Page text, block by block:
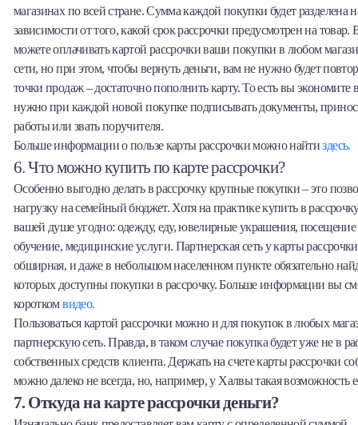
магазинах по всей стране. Сумма каждой покупки будет разделена
зависимости от того, какой срок рассрочки предусмотрен на
можете оплачивать картой рассрочки ваши покупки в любом
сети, но при этом, чтобы вернуть деньги, вам не нужно будет
точки продаж – достаточно пополнить карту. То есть вы экономите
нужно при каждой новой покупке подписывать документы,
работы или звать поручителя.
Больше информации о пользе карты рассрочки можно найтиздесь.
6. Что можно купить по карте рассрочки?
Особенно выгодно делать в рассрочку крупные покупки – это
нагрузку на семейный бюджет. Хотя на практике купить в
вашей душе угодно: одежду, еду, ювелирные украшения, посещение
обучение, медицинские услуги. Партнерская сеть у карты
обширная, и даже в небольшом населенном пункте обязательно
которых доступны покупки в рассрочку. Больше информации вы
короткомвидео.
Пользоваться картой рассрочки можно и для покупок в любых
партнерскую сеть. Правда, в таком случае покупка будет уже не в
собственных средств клиента. Держать на счете карты рассрочки
можно далеко не всегда, но, например, у Халвы такая возможность
7. Откуда на карте рассрочки деньги?